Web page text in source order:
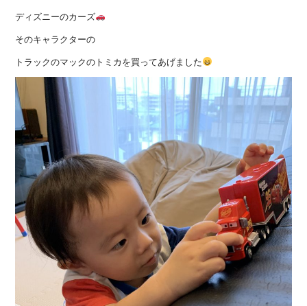
ディズニーのカーズ
そのキャラクターの
トラックのマックのトミカを買ってあげました